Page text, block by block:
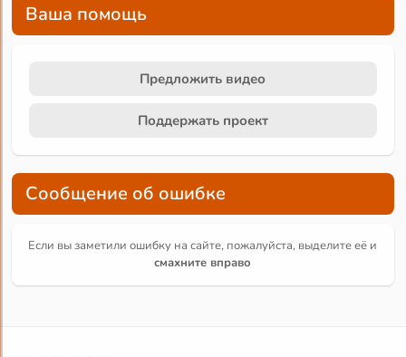
Ваша помощь
Предложить видео
Поддержать проект
Сообщение об ошибке
Если вы заметили ошибку на сайте, пожалуйста, выделите её и
смахните вправо